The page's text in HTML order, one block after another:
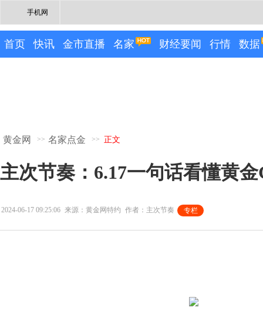
手机网
首页 快讯 金市直播 名家 财经要闻 行情 数据
黄金网 >> 名家点金 >> 正文
主次节奏：6.17一句话看懂黄
2024-06-17 09:25:06 来源：黄金网特约 作者：主次节奏 专栏
专栏